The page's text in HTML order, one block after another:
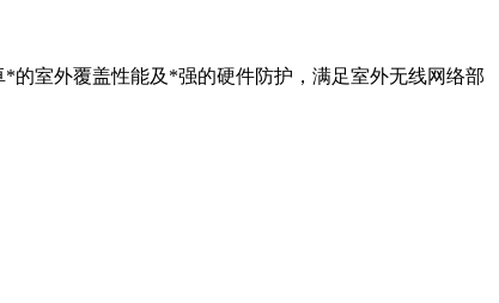
*的室外覆盖性能及*强的硬件防护，满足室外无线网络部